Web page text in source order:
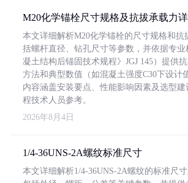
M20化学锚栓尺寸规格及抗拔承载力
本文详细解析M20化学锚栓的尺寸规格和抗
括螺杆直径、钻孔尺寸等参数，并依据专
凝土结构后锚固技术规程》JGJ 145）提供
方法和典型数值（如混凝土强度C30下设计
内容涵盖安装要点、性能影响因素及选型
程技术人员参考。
2026年8月4日
1/4-36UNS-2A螺纹标准尺寸
本文详细解析1/4-36UNS-2A螺纹的标准尺寸